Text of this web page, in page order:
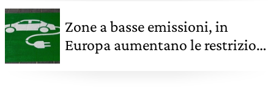
Zone a basse emissioni, in
Europa aumentano le restrizioni